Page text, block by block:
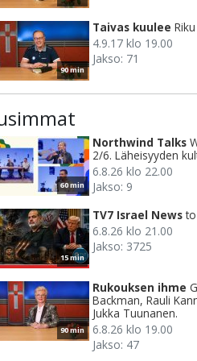
90 min
Taivas kuulee
4.9.17 klo 19.00
Jakso: 71
60 min
Northwind Talks
2/6. Läheisyyden
6.8.26 klo 22.00
Jakso: 9
15 min
TV7 Israel News
6.8.26 klo 21.00
Jakso: 3725
90 min
Rukouksen ihme
Backman, Rauli
Jukka Tuunanen.
6.8.26 klo 19.00
Jakso: 47